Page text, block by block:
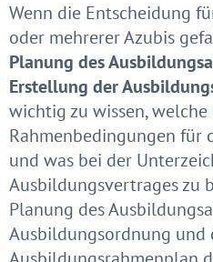
Wenn die Entscheidung
oder mehrerer Azubis
Planung des
Erstellung der
wichtig zu wissen,
Rahmenbedingungen für
und was bei der
Ausbildungsvertrages zu
Planung des
Ausbildungsordnung und